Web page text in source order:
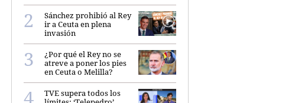
Sánchez prohibió al Rey
ir a Ceuta en plena
invasión
¿Por qué el Rey no se
atreve a poner los pies
en Ceuta o Melilla?
TVE supera todos los